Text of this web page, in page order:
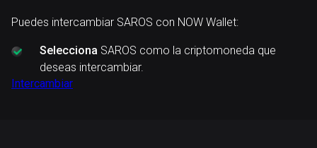
Puedes intercambiar SAROS con NOW Wallet:
Selecciona SAROS como la criptomoneda que
deseas intercambiar.
Intercambiar